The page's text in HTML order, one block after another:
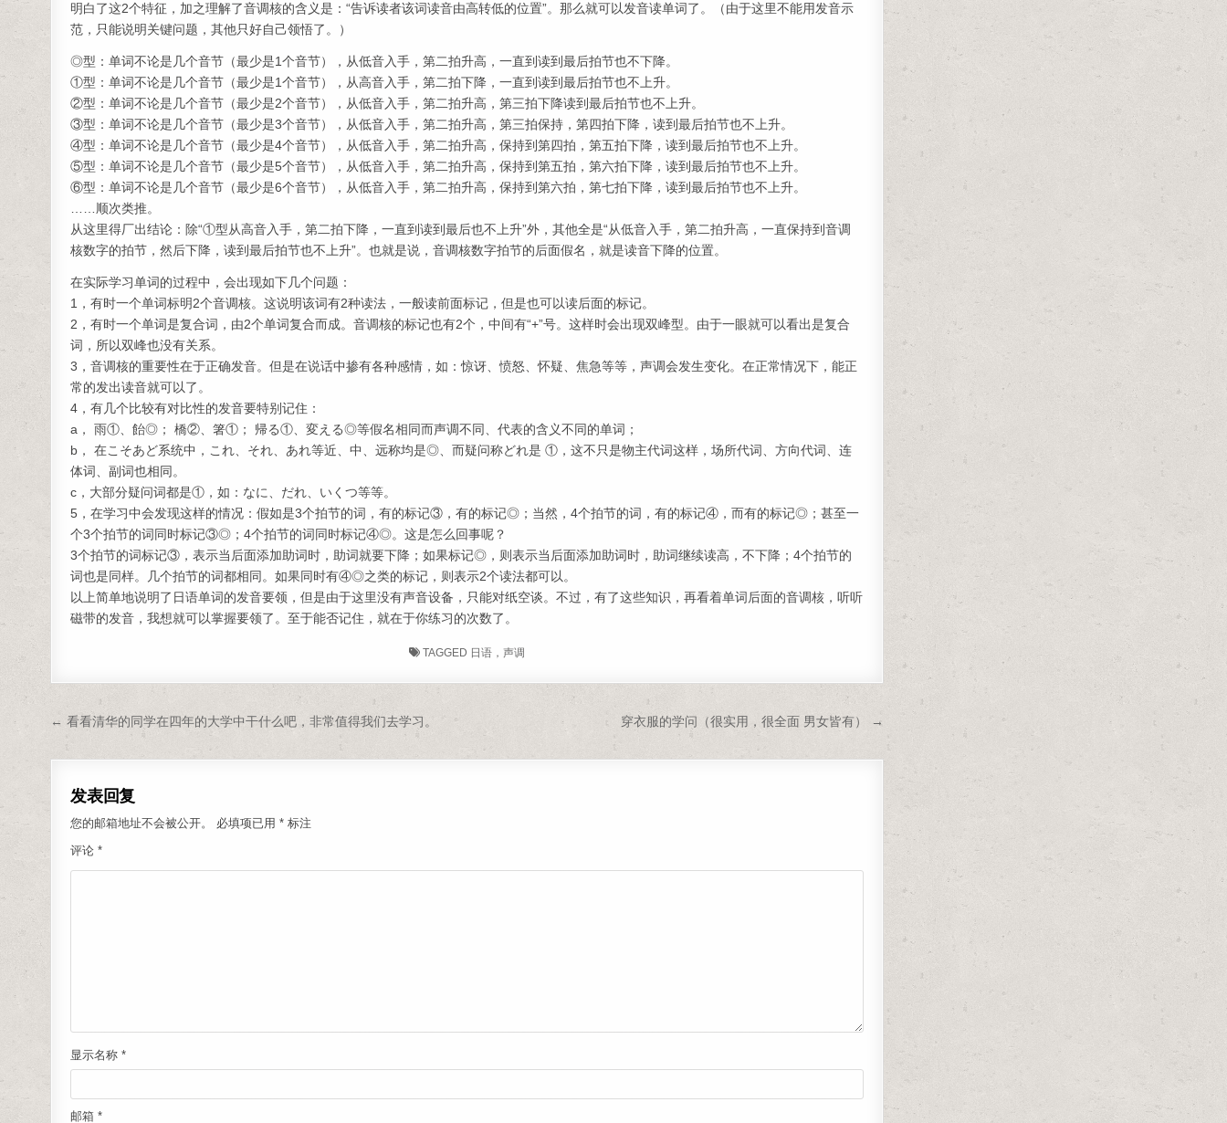
明白了这2个特征，加之理解了音调核的含义是：“告诉读者该词读音由高转低的位置”。那么就可以发音读单词了。（由于这里不能用发音示
范，只能说明关键问题，其他只好自己领悟了。）
◎型：单词不论是几个音节（最少是1个音节），从低音入手，第二拍升高，一直到读到最后拍节也不下降。
①型：单词不论是几个音节（最少是1个音节），从高音入手，第二拍下降，一直到读到最后拍节也不上升。
②型：单词不论是几个音节（最少是2个音节），从低音入手，第二拍升高，第三拍下降读到最后拍节也不上升。
③型：单词不论是几个音节（最少是3个音节），从低音入手，第二拍升高，第三拍保持，第四拍下降，读到最后拍节也不上升。
④型：单词不论是几个音节（最少是4个音节），从低音入手，第二拍升高，保持到第四拍，第五拍下降，读到最后拍节也不上升。
⑤型：单词不论是几个音节（最少是5个音节），从低音入手，第二拍升高，保持到第五拍，第六拍下降，读到最后拍节也不上升。
⑥型：单词不论是几个音节（最少是6个音节），从低音入手，第二拍升高，保持到第六拍，第七拍下降，读到最后拍节也不上升。
……顺次类推。
从这里得厂出结论：除“①型从高音入手，第二拍下降，一直到读到最后也不上升”外，其他全是“从低音入手，第二拍升高，一直保持到音调
核数字的拍节，然后下降，读到最后拍节也不上升”。也就是说，音调核数字拍节的后面假名，就是读音下降的位置。
在实际学习单词的过程中，会出现如下几个问题：
1，有时一个单词标明2个音调核。这说明该词有2种读法，一般读前面标记，但是也可以读后面的标记。
2，有时一个单词是复合词，由2个单词复合而成。音调核的标记也有2个，中间有“+”号。这样时会出现双峰型。由于一眼就可以看出是复合
词，所以双峰也没有关系。
3，音调核的重要性在于正确发音。但是在说话中掺有各种感情，如：惊讶、愤怒、怀疑、焦急等等，声调会发生变化。在正常情况下，能正
常的发出读音就可以了。
4，有几个比较有对比性的发音要特别记住：
a， 雨①、飴◎； 橋②、箸①； 帰る①、変える◎等假名相同而声调不同、代表的含义不同的单词；
b， 在こそあど系统中，これ、それ、あれ等近、中、远称均是◎、而疑问称どれ是 ①，这不只是物主代词这样，场所代词、方向代词、连
体词、副词也相同。
c，大部分疑问词都是①，如：なに、だれ、いくつ等等。
5，在学习中会发现这样的情况：假如是3个拍节的词，有的标记③，有的标记◎；当然，4个拍节的词，有的标记④，而有的标记◎；甚至一
个3个拍节的词同时标记③◎；4个拍节的词同时标记④◎。这是怎么回事呢？
3个拍节的词标记③，表示当后面添加助词时，助词就要下降；如果标记◎，则表示当后面添加助词时，助词继续读高，不下降；4个拍节的
词也是同样。几个拍节的词都相同。如果同时有④◎之类的标记，则表示2个读法都可以。
以上简单地说明了日语单词的发音要领，但是由于这里没有声音设备，只能对纸空谈。不过，有了这些知识，再看着单词后面的音调核，听听
磁带的发音，我想就可以掌握要领了。至于能否记住，就在于你练习的次数了。
TAGGED 日语，声调
文章导航 穿衣服的学问（很实用，很全面 男女皆有） →
← 看看清华的同学在四年的大学中干什么吧，非常值得我们去学习。
发表回复
您的邮箱地址不会被公开。 必填项已用* 标注
评论*
显示名称*
邮箱*